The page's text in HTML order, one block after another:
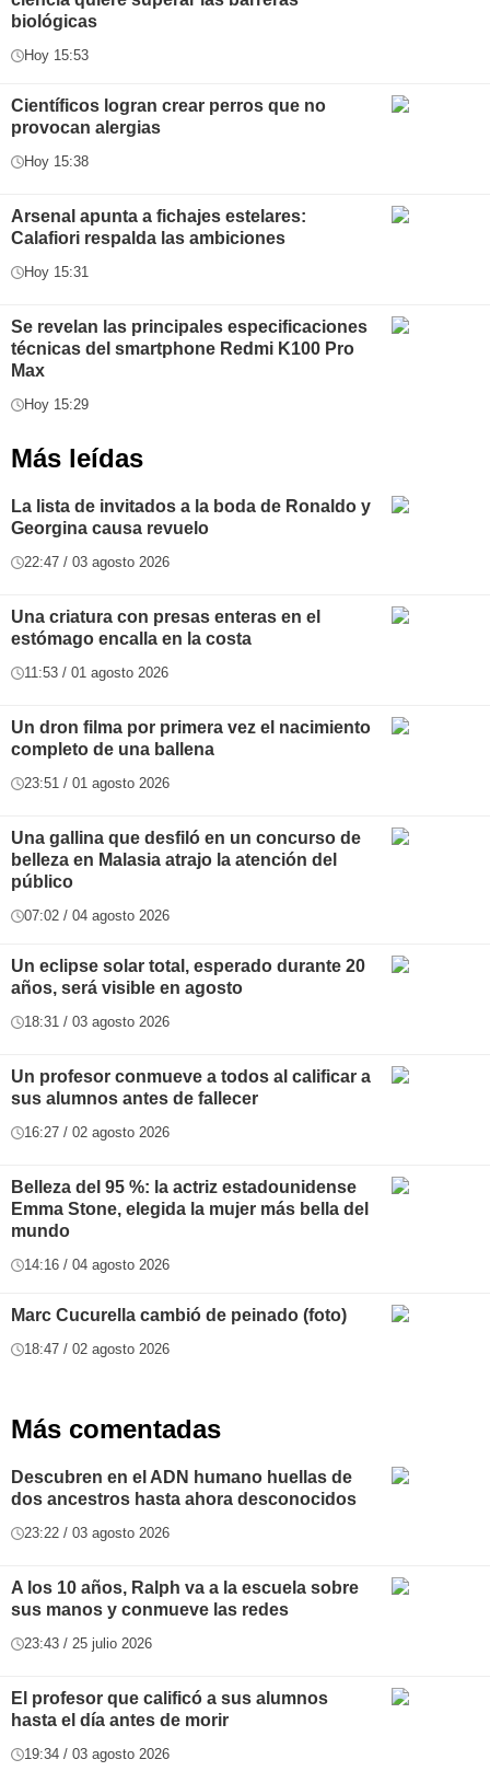
biológicas
Hoy 15:53
Científicos logran crear perros que no
provocan alergias
Hoy 15:38
Arsenal apunta a fichajes estelares:
Calafiori respalda las ambiciones
Hoy 15:31
Se revelan las principales especificaciones
técnicas del smartphone Redmi K100 Pro
Max
Hoy 15:29
Más leídas
La lista de invitados a la boda de Ronaldo y
Georgina causa revuelo
22:47 / 03 agosto 2026
Una criatura con presas enteras en el
estómago encalla en la costa
11:53 / 01 agosto 2026
Un dron filma por primera vez el nacimiento
completo de una ballena
23:51 / 01 agosto 2026
Una gallina que desfiló en un concurso de
belleza en Malasia atrajo la atención del
público
07:02 / 04 agosto 2026
Un eclipse solar total, esperado durante 20
años, será visible en agosto
18:31 / 03 agosto 2026
Un profesor conmueve a todos al calificar a
sus alumnos antes de fallecer
16:27 / 02 agosto 2026
Belleza del 95 %: la actriz estadounidense
Emma Stone, elegida la mujer más bella del
mundo
14:16 / 04 agosto 2026
Marc Cucurella cambió de peinado (foto)
18:47 / 02 agosto 2026
Más comentadas
Descubren en el ADN humano huellas de
dos ancestros hasta ahora desconocidos
23:22 / 03 agosto 2026
A los 10 años, Ralph va a la escuela sobre
sus manos y conmueve las redes
23:43 / 25 julio 2026
El profesor que calificó a sus alumnos
hasta el día antes de morir
19:34 / 03 agosto 2026